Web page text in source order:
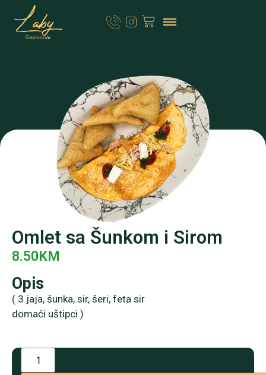
Omlet sa Šunkom i Sirom
8.50KM
Opis
( 3 jaja, šunka, sir, šeri, feta sir
domaći uštipci )